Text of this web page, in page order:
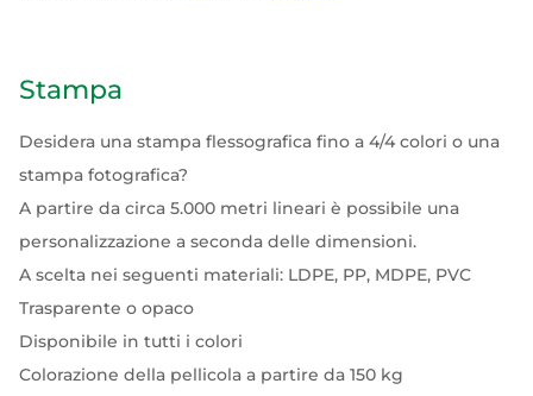
Stampa
Desidera una stampa flessografica fino a 4/4 colori o una
stampa fotografica?
A partire da circa 5.000 metri lineari è possibile una
personalizzazione a seconda delle dimensioni.
A scelta nei seguenti materiali: LDPE, PP, MDPE, PVC
Trasparente o opaco
Disponibile in tutti i colori
Colorazione della pellicola a partire da 150 kg